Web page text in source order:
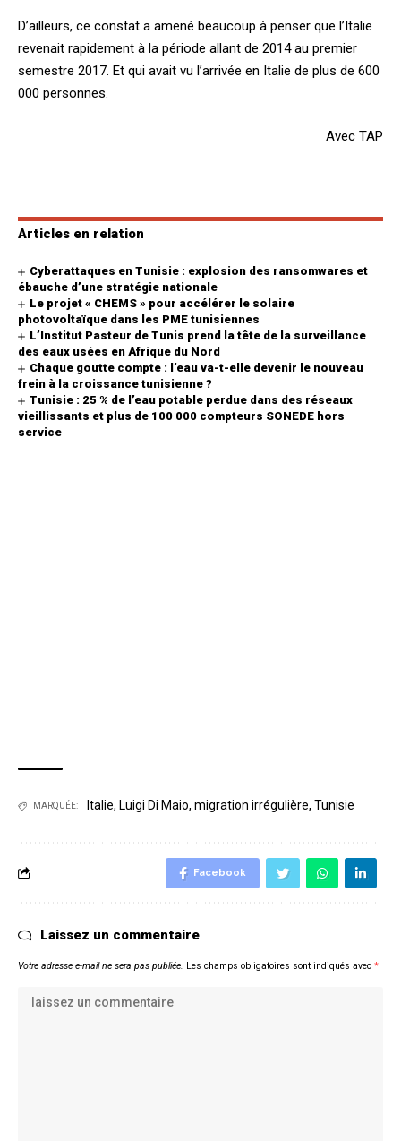
D’ailleurs, ce constat a amené beaucoup à penser que l’Italie
revenait rapidement à la période allant de 2014 au premier
semestre 2017. Et qui avait vu l’arrivée en Italie de plus de 600
000 personnes.
Avec TAP
Articles en relation
Cyberattaques en Tunisie : explosion des ransomwares et
ébauche d’une stratégie nationale
Le projet « CHEMS » pour accélérer le solaire
photovoltaïque dans les PME tunisiennes
L’Institut Pasteur de Tunis prend la tête de la surveillance
des eaux usées en Afrique du Nord
Chaque goutte compte : l’eau va-t-elle devenir le nouveau
frein à la croissance tunisienne ?
Tunisie : 25 % de l’eau potable perdue dans des réseaux
vieillissants et plus de 100 000 compteurs SONEDE hors
service
MARQUÉE: Italie, Luigi Di Maio, migration irrégulière, Tunisie
Facebook
Laissez un commentaire
Votre adresse e-mail ne sera pas publiée. Les champs obligatoires sont indiqués avec *